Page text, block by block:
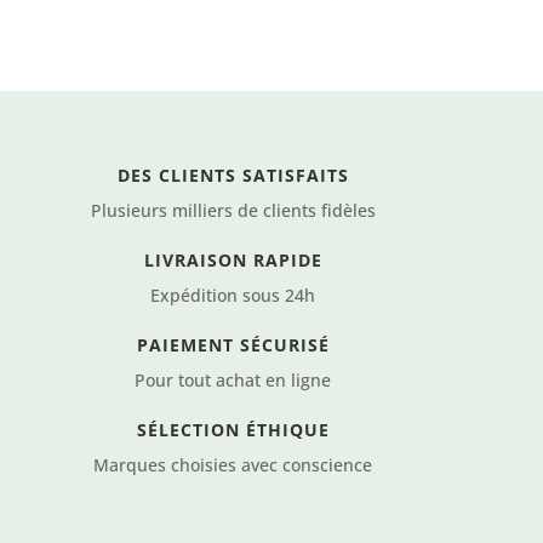
DES CLIENTS SATISFAITS
Plusieurs milliers de clients fidèles
LIVRAISON RAPIDE
Expédition sous 24h
PAIEMENT SÉCURISÉ
Pour tout achat en ligne
SÉLECTION ÉTHIQUE
Marques choisies avec conscience